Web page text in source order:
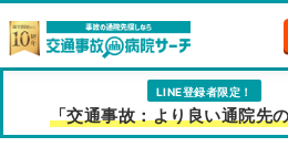
LINE登録者限定！
「交通事故：より良い通院先